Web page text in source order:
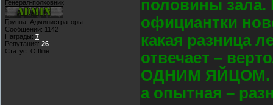
Генерал-полковник
Группа: Администраторы
Сообщений: 1142
Награды: 7
Репутация: 26
Статус: Offline
половины зала.
официантки
какая разница
отвечает –
ОДНИМ ЯЙЦОМ.
а опытная –